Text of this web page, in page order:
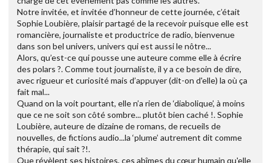
Notre invitée, et invitée d’honneur de cette journée, c’était
Sophie Loubière, plaisir partagé de la recevoir puisque elle est
romancière, journaliste et productrice de radio, bienvenue
dans son bel univers, univers qui est aussi le nôtre...
Alors, qu’est-ce qui pousse une auteure comme elle à écrire
des polars ?. Comme tout journaliste, il y a ce besoin de dire,
avec rigueur et curiosité mais d’appuyer (dit-on d'elle) la où ça
fait mal...
Quand on la voit pourtant, elle n’a rien de ‘diabolique’, à moins
que ce ne soit son côté sombre... plutôt bien caché !. Sophie
Loubière, auteure de dizaine de romans, de recueils de
nouvelles, de fictions audio...la ‘plume’ autrement dit comme
thérapie, qui sait ?!.
Que révèlent ses histoires, ces abîmes du cœur humain qu'elle